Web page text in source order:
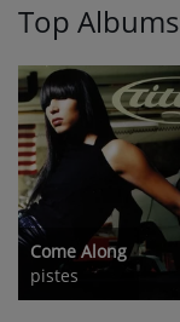
Top Albums
Come Along
pistes